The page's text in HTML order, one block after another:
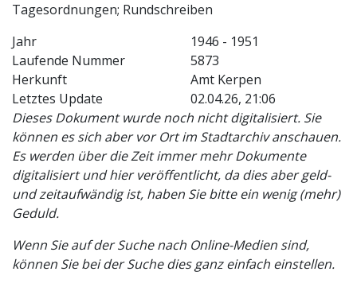
Tagesordnungen; Rundschreiben
Jahr
1946 - 1951
Laufende Nummer
5873
Herkunft
Amt Kerpen
Letztes Update
02.04.26, 21:06
Dieses Dokument wurde noch nicht digitalisiert. Sie
können es sich aber vor Ort im Stadtarchiv anschauen.
Es werden über die Zeit immer mehr Dokumente
digitalisiert und hier veröffentlicht, da dies aber geld-
und zeitaufwändig ist, haben Sie bitte ein wenig (mehr)
Geduld.
Wenn Sie auf der Suche nach Online-Medien sind,
können Sie bei der Suche dies ganz einfach einstellen.